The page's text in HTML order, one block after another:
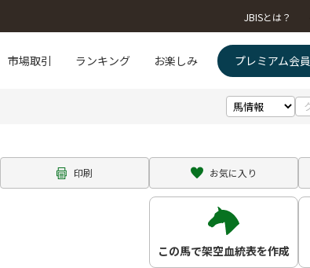
JBISとは？
市場取引 ランキング お楽しみ プレミアム会員
印刷 お気に入り
この馬で架空血統表を作成